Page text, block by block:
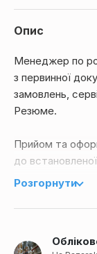
Опис
Менеджер по
з первинної
замовлень,
Резюме.
Прийом та
до
заявки
управлінського
Розгорнути